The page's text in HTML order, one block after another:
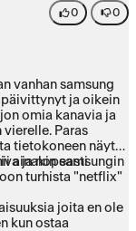
0 0
vanhan samsung
ja oikein
omia kanavia ja
Paras
tietokoneen näyttö
ainakin samsungin
ja nopeasti
turhista "netflix"
joita en ole
kun ostaa